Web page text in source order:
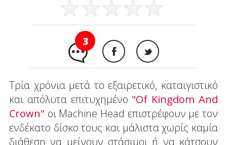
3
Τρία χρόνια μετά το εξαιρετικό, καταιγιστικό
και απόλυτα επιτυχημένο "Of Kingdom And
Crown" οι Machine Head επιστρέφουν με τον
ενδέκατο δίσκο τους και μάλιστα χωρίς καμία
διάθεση να μείνουν στάσιμοι ή να κάτσουν